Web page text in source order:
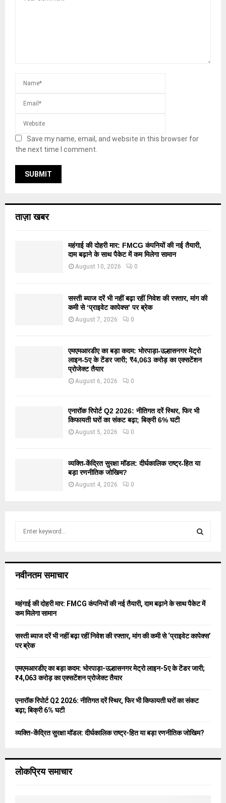
Save my name, email, and website in this browser for
the next time I comment.
ताज़ा खबर
महंगाई की दोहरी मार: FMCG कंपनियों की नई तैयारी,
दाम बढ़ाने के साथ पैकेट में कम मिलेगा सामान
August 10, 2026 0
सस्ती ब्याज दरें भी नहीं बढ़ा रहीं निवेश की रफ्तार, मांग की
कमी से ‘प्राइवेट कापेक्स’ पर ब्रेक
August 7, 2026 0
एमएमआरडीए का बड़ा कदम: भोरपाड़ा-उल्हासनगर मेट्रो
लाइन-5ए के टेंडर जारी; ₹4,063 करोड़ का एक्सटेंशन
प्रोजेक्ट तैयार
August 6, 2026 0
एनारॉक रिपोर्ट Q2 2026: नीतिगत दरें स्थिर, फिर भी
किफायती घरों का संकट बढ़ा; बिक्री 6% घटी
August 5, 2026 0
व्यक्ति-केंद्रित सुरक्षा मॉडल: दीर्घकालिक राष्ट्र-हित या
बड़ा रणनीतिक जोखिम?
August 4, 2026 0
h
o
r
C
नवीनतम समाचार
महंगाई की दोहरी मार: FMCG कंपनियों की नई तैयारी, दाम बढ़ाने के साथ पैकेट में
कम मिलेगा सामान
सस्ती ब्याज दरें भी नहीं बढ़ा रहीं निवेश की रफ्तार, मांग की कमी से ‘प्राइवेट कापेक्स’
पर ब्रेक
एमएमआरडीए का बड़ा कदम: भोरपाड़ा-उल्हासनगर मेट्रो लाइन-5ए के टेंडर जारी;
₹4,063 करोड़ का एक्सटेंशन प्रोजेक्ट तैयार
एनारॉक रिपोर्ट Q2 2026: नीतिगत दरें स्थिर, फिर भी किफायती घरों का संकट
बढ़ा; बिक्री 6% घटी
व्यक्ति-केंद्रित सुरक्षा मॉडल: दीर्घकालिक राष्ट्र-हित या बड़ा रणनीतिक जोखिम?
लोकप्रिय समाचार